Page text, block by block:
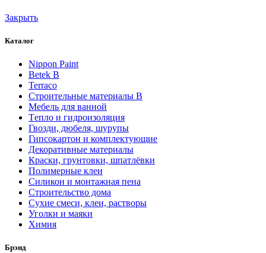
Закрыть
Каталог
Nippon Paint
Betek B
Terraco
Строительные материалы В
Мебель для ванной
Tепло и гидроизоляция
Гвозди, дюбеля, шурупы
Гипсокартон и комплектующие
Декоративные материалы
Краски, грунтовки, шпатлёвки
Полимерные клеи
Силикон и монтажная пена
Строительство дома
Сухие смеси, клеи, растворы
Уголки и маяки
Химия
Брэнд